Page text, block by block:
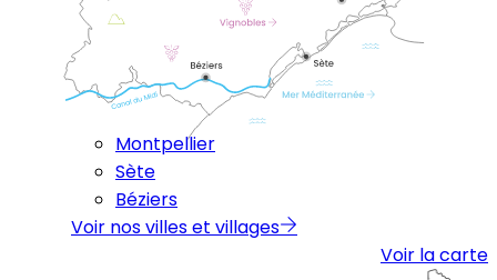
Montpellier
Sète
Béziers
Voir nos villes et villages
Voir la carte